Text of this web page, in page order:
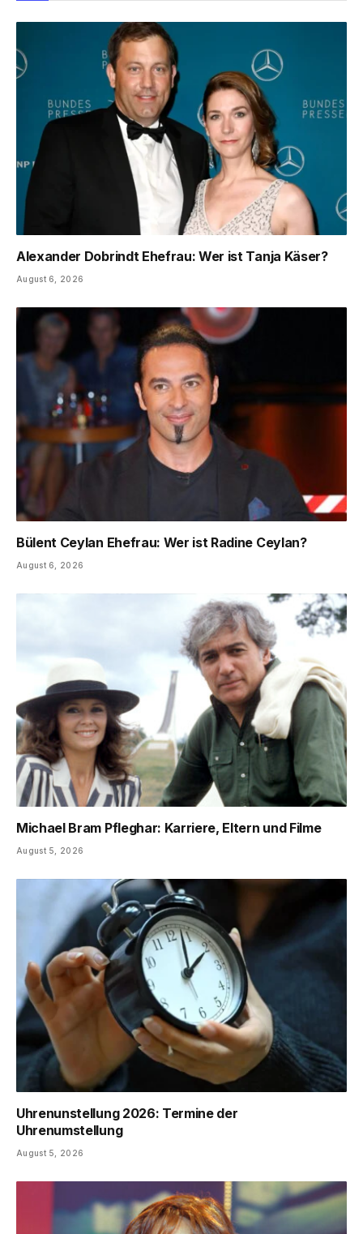
Alexander Dobrindt Ehefrau: Wer ist Tanja Käser?
August 6, 2026
Bülent Ceylan Ehefrau: Wer ist Radine Ceylan?
August 6, 2026
Michael Bram Pfleghar: Karriere, Eltern und Filme
August 5, 2026
Uhrenunstellung 2026: Termine der
Uhrenumstellung
August 5, 2026